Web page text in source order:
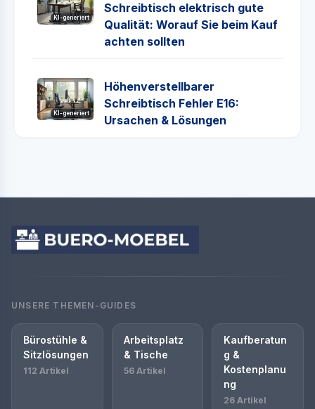
KI-generiert
Schreibtisch elektrisch gute
Qualität: Worauf Sie beim Kauf
achten sollten
KI-generiert
Höhenverstellbarer
Schreibtisch Fehler E16:
Ursachen & Lösungen
UNSERE THEMEN-GUIDES
Bürostühle &
Sitzlösungen
112 Artikel
Arbeitsplatz
& Tische
56 Artikel
Kaufberatun
g &
Kostenplanu
ng
26 Artikel